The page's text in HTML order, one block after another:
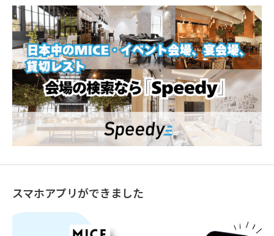
スマホアプリができました